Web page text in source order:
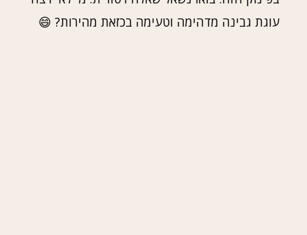
עוגת גבינה מדהימה וטעימה בכזאת מהירות? 😄